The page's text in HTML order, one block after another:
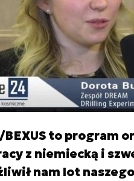
BEXUS to program
z niemiecką i
nam lot